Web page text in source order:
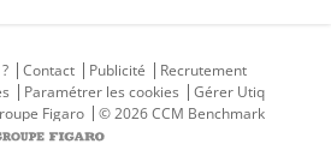
Contact Publicité
Recrutement
Paramétrer les cookies
Gérer Utiq
Figaro © 2026 CCM Benchmark